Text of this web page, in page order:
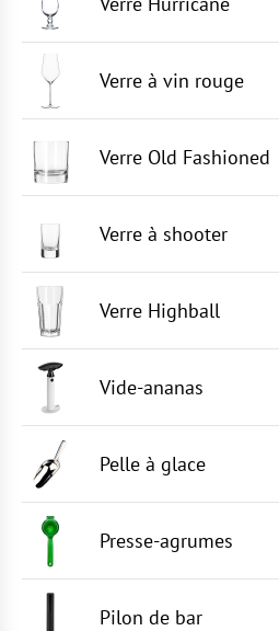
Verre à vin rouge
Verre Old Fashioned
Verre à shooter
Verre Highball
Vide-ananas
Pelle à glace
Presse-agrumes
Pilon de bar